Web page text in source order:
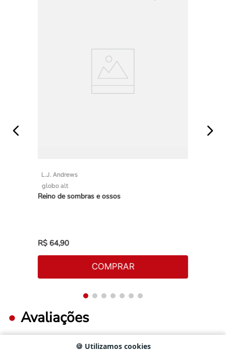
L.J. Andrews
globo alt
Reino de sombras e ossos
R$ 64,90
COMPRAR
Avaliações
🍪 Utilizamos cookies